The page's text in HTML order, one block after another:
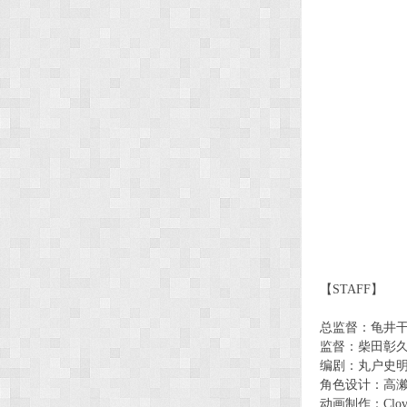
【STAFF】
总监督：龟井
监督：柴田彰久
编剧：丸户史明
角色设计：高
动画制作：